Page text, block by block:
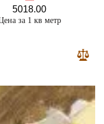
5018.00
за 1 кв метр